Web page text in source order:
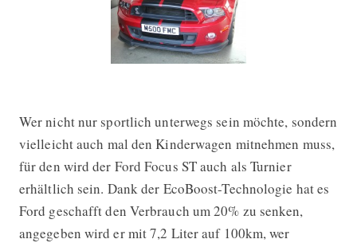
Wer nicht nur sportlich unterwegs sein möchte, sondern
vielleicht auch mal den Kinderwagen mitnehmen muss,
für den wird der Ford Focus ST auch als Turnier
erhältlich sein. Dank der EcoBoost-Technologie hat es
Ford geschafft den Verbrauch um 20% zu senken,
angegeben wird er mit 7,2 Liter auf 100km, wer